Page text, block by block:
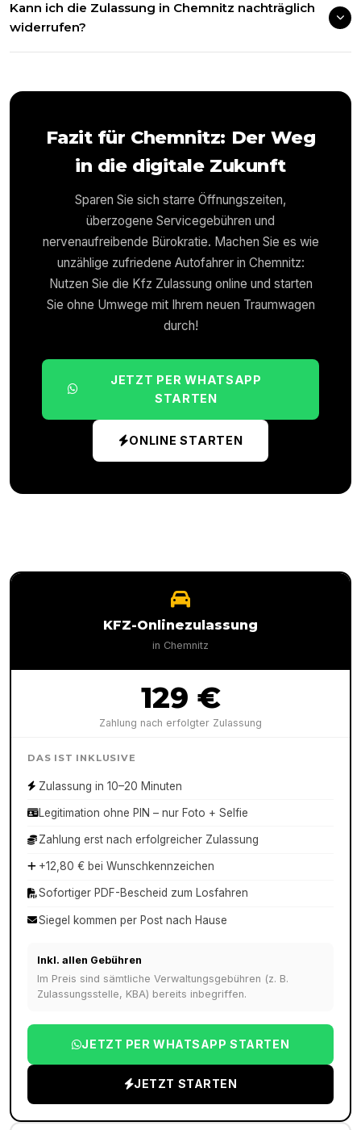
Kann ich die Zulassung in Chemnitz nachträglich
widerrufen?
Fazit für Chemnitz: Der Weg
in die digitale Zukunft
Sparen Sie sich starre Öffnungszeiten,
überzogene Servicegebühren und
nervenaufreibende Bürokratie. Machen Sie es wie
unzählige zufriedene Autofahrer in Chemnitz:
Nutzen Sie die Kfz Zulassung online und starten
Sie ohne Umwege mit Ihrem neuen Traumwagen
durch!
JETZT PER WHATSAPP
STARTEN
ONLINE STARTEN
KFZ-Onlinezulassung
in Chemnitz
129 €
Zahlung nach erfolgter Zulassung
DAS IST INKLUSIVE
Zulassung in 10–20 Minuten
Legitimation ohne PIN – nur Foto + Selfie
Zahlung erst nach erfolgreicher Zulassung
+12,80 € bei Wunschkennzeichen
Sofortiger PDF-Bescheid zum Losfahren
Siegel kommen per Post nach Hause
Inkl. allen Gebühren
Im Preis sind sämtliche Verwaltungsgebühren (z. B.
Zulassungsstelle, KBA) bereits inbegriffen.
JETZT PER WHATSAPP STARTEN
JETZT STARTEN